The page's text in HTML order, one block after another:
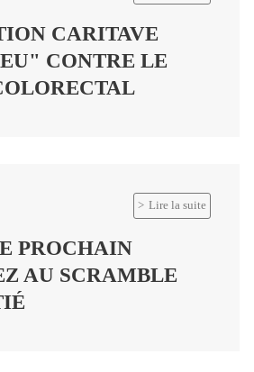
CARITAVE
CONTRE LE
Lire la suite
PROCHAIN
AU SCRAMBLE